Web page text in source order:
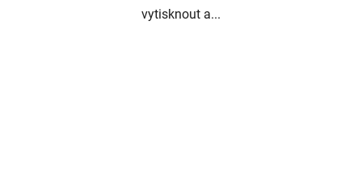
vytisknout a...